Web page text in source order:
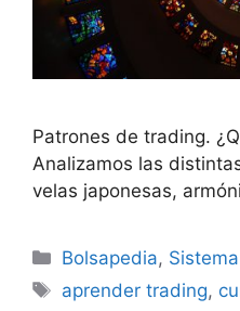
Patrones de trading.
Analizamos las
velas japonesas,
Categorías
Bolsapedia,
Etiquetas
aprender trading,